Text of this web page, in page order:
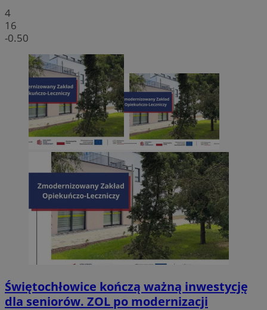
4
16
-0.50
Świętochłowice kończą ważną inwestycję
dla seniorów. ZOL po modernizacji